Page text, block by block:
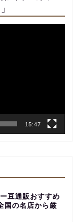
15:47
豆通販おすすめ
国の名店から厳